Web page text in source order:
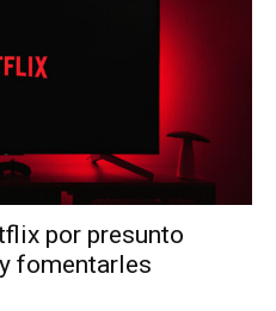
por presunto
fomentarles